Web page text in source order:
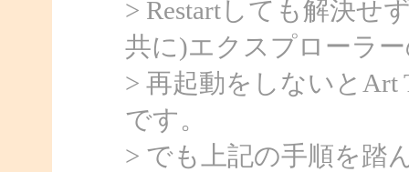
> Restartしても解決せ
共に)エクスプローラ
> 再起動をしないとArt
です。
> でも上記の手順を踏